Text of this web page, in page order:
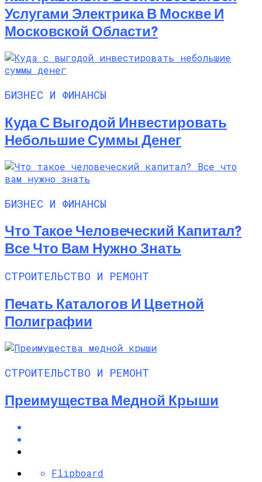
Услугами Электрика В Москве И
Московской Области?
БИЗНЕС И ФИНАНСЫ
Куда С Выгодой Инвестировать
Небольшие Суммы Денег
БИЗНЕС И ФИНАНСЫ
Что Такое Человеческий Капитал?
Все Что Вам Нужно Знать
СТРОИТЕЛЬСТВО И РЕМОНТ
Печать Каталогов И Цветной
Полиграфии
СТРОИТЕЛЬСТВО И РЕМОНТ
Преимущества Медной Крыши
Flipboard